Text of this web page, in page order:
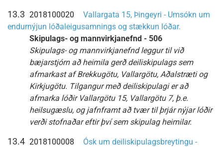
13.3 2018100020
Vallargata 15, Þingeyri - Umsókn um
endurnýjun lóðaleigusamnings og stækkun lóðar.
Skipulags- og mannvirkjanefnd - 506
Skipulags- og mannvirkjanefnd leggur til við
bæjarstjórn að heimila gerð deiliskipulags sem
afmarkast af Brekkugötu, Vallargötu, Aðalstræti og
Kirkjugötu. Tilgangur með deiliskipulagi er að
afmarka lóðir Vallargötu 15, Vallargötu 7, þ.e.
heilsugæslu, og jafnframt að tvær til þrjár nýjar lóðir
verði stofnaðar eftir því sem skipulag heimilar.
13.4 2018100008
Ósk um deiliskipulagsbreytingu -